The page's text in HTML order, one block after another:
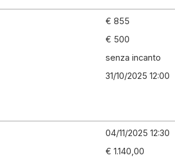
€ 855
€ 500
senza incanto
31/10/2025 12:00
04/11/2025 12:30
€ 1.140,00